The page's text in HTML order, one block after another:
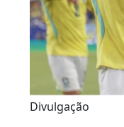
Divulgação